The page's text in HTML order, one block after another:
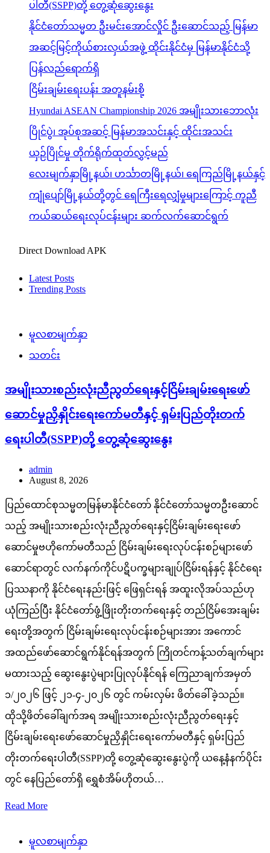
ပါတီ(SSPP)တို့ တွေ့ဆုံဆွေးနွေး
နိုင်ငံတော်သမ္မတ ဦးမင်းအောင်လှိုင် ဦးဆောင်သည့် မြန်မာ
အဆင့်မြင့်ကိုယ်စားလှယ်အဖွဲ့ ထိုင်းနိုင်ငံမှ မြန်မာနိုင်ငံသို့
ပြန်လည်ရောက်ရှိ
ငြိမ်းချမ်းရေးပန်း အတူနမ်းစို့
Hyundai ASEAN Championship 2026 အမျိုးသားဘောလုံး
ပြိုင်ပွဲ၊ အုပ်စုအဆင့် မြန်မာအသင်းနှင့် ထိုင်းအသင်း
ယှဉ်ပြိုင်မှု တိုက်ရိုက်ထုတ်လွှင့်မည်
လေးမျက်နှာမြို့နယ်၊ ဟင်္သာတမြို့နယ်၊ ရေကြည်မြို့နယ်နှင့်
ကျုံပျော်မြို့နယ်တို့တွင် ရေကြီးရေလျှံမှုများကြောင့် ကူညီ
ကယ်ဆယ်ရေးလုပ်ငန်းများ ဆက်လက်ဆောင်ရွက်
Direct Download APK
Latest Posts
Trending Posts
မူလစာမျက်နှာ
သတင်း
အမျိုးသားစည်းလုံးညီညွတ်ရေးနှင့်ငြိမ်းချမ်းရေးဖော်
ဆောင်မှုညှိနှိုင်းရေးကော်မတီနှင့် ရှမ်းပြည်တိုးတက်
ရေးပါတီ(SSPP)တို့ တွေ့ဆုံဆွေးနွေး
admin
August 8, 2026
ပြည်ထောင်စုသမ္မတမြန်မာနိုင်ငံတော် နိုင်ငံတော်သမ္မတဦးဆောင်
သည့် အမျိုးသားစည်းလုံးညီညွတ်ရေးနှင့်ငြိမ်းချမ်းရေးဖော်
ဆောင်မှုဗဟိုကော်မတီသည် ငြိမ်းချမ်းရေးလုပ်ငန်းစဉ်များဖော်
ဆောင်ရာတွင် လက်နက်ကိုင်ပဋိပက္ခများချုပ်ငြိမ်းရန်နှင့် နိုင်ငံရေး
ပြဿနာကို နိုင်ငံရေးနည်းဖြင့် ဖြေရှင်းရန် အထူးလိုအပ်သည်ဟု
ယုံကြည်ပြီး နိုင်ငံတော်ဖွံ့ဖြိုးတိုးတက်ရေးနှင့် တည်ငြိမ်အေးချမ်း
ရေးတို့အတွက် ငြိမ်းချမ်းရေးလုပ်ငန်းစဉ်များအား အကောင်
အထည်ဖော်ဆောင်ရွက်နိုင်ရန်အတွက် ကြိုတင်ကန့်သတ်ချက်များ
မထားသည့် ဆွေးနွေးပွဲများပြုလုပ်နိုင်ရန် ကြေညာချက်အမှတ်
၁/၂၀၂၆ ဖြင့် ၂၁-၄-၂၀၂၆ တွင် ကမ်းလှမ်း ဖိတ်ခေါ်ခဲ့သည်။
ထိုသို့ဖိတ်ခေါ်ချက်အရ အမျိုးသားစည်းလုံးညီညွတ်ရေးနှင့်
ငြိမ်းချမ်းရေးဖော်ဆောင်မှုညှိနှိုင်းရေးကော်မတီနှင့် ရှမ်းပြည်
တိုးတက်ရေးပါတီ(SSPP)တို့ တွေ့ဆုံဆွေးနွေးပွဲကို ယနေ့နံနက်ပိုင်း
တွင် နေပြည်တော်ရှိ ရွှေစံအိမ်ဟိုတယ်…
Read More
မူလစာမျက်နှာ